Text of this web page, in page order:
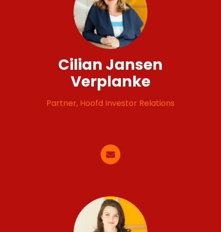
Cilian Jansen
Verplanke
Partner, Hoofd Investor Relations